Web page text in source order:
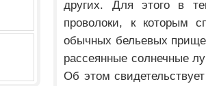
других. Для этого в
проволоки, к которым
обычных бельевых
рассеянные солнечные
Об этом